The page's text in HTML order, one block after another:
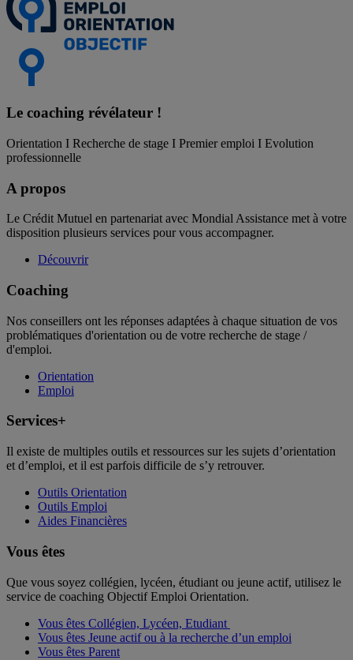
Le coaching révélateur !
Orientation I Recherche de stage I Premier emploi I Evolution
professionnelle
A propos
Le Crédit Mutuel en partenariat avec Mondial Assistance met à votre
disposition plusieurs services pour vous accompagner.
Découvrir
Coaching
Nos conseillers ont les réponses adaptées à chaque situation de vos
problématiques d'orientation ou de votre recherche de stage /
d'emploi.
Orientation
Emploi
Services+
Il existe de multiples outils et ressources sur les sujets d’orientation
et d’emploi, et il est parfois difficile de s’y retrouver.
Outils Orientation
Outils Emploi
Aides Financières
Vous êtes
Que vous soyez collégien, lycéen, étudiant ou jeune actif, utilisez le
service de coaching Objectif Emploi Orientation.
Vous êtes Collégien, Lycéen, Etudiant
Vous êtes Jeune actif ou à la recherche d’un emploi
Vous êtes Parent